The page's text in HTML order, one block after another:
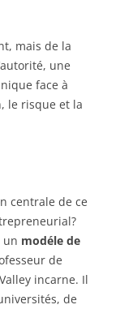
mais de la
une
face à
le risque et la
centrale de ce
un modéle de
de
incarne. Il
de